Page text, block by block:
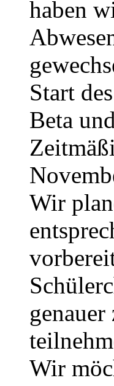
haben
Start
Beta
Wir
Wir